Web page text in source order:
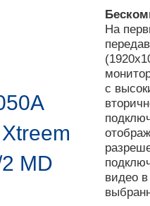
MD
На
с
видео